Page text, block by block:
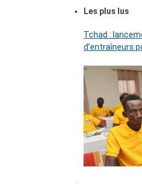
Les plus lus
Tchad :
d’entraîneurs